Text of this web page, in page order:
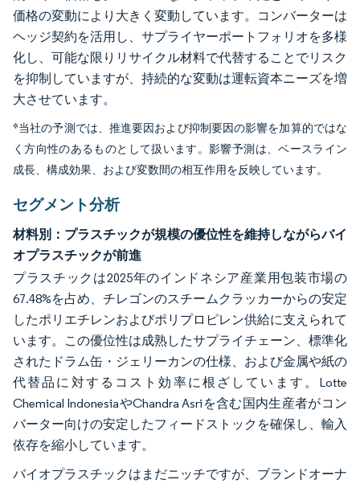
価格の変動により大きく変動しています。コンバーターは
ヘッジ契約を活用し、サプライヤーポートフォリオを多様
化し、可能な限りリサイクル材料で代替することでリスク
を抑制していますが、持続的な変動は運転資本ニーズを増
大させています。
*当社の予測では、推進要因および抑制要因の影響を加算的ではな
く方向性のあるものとして扱います。影響予測は、ベースライン
成長、構成効果、および変数間の相互作用を反映しています。
セグメント分析
材料別：プラスチックが規模の優位性を維持しながらバイ
オプラスチックが前進
プラスチックは2025年のインドネシア産業用包装市場の
67.48%を占め、チレゴンのスチームクラッカーからの安定
したポリエチレンおよびポリプロピレン供給に支えられて
います。この優位性は成熟したサプライチェーン、標準化
されたドラム缶・ジェリーカンの仕様、および金属や紙の
代替品に対するコスト効率に根ざしています。Lotte
Chemical IndonesiaやChandra Asriを含む国内生産者がコン
バーター向けの安定したフィードストックを確保し、輸入
依存を縮小しています。
バイオプラスチックはまだニッチですが、ブランドオーナ